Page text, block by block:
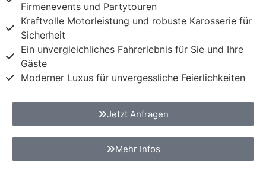
Firmenevents und Partytouren
Kraftvolle Motorleistung und robuste Karosserie für
Sicherheit
Ein unvergleichliches Fahrerlebnis für Sie und Ihre
Gäste
Moderner Luxus für unvergessliche Feierlichkeiten
Jetzt Anfragen
Mehr Infos